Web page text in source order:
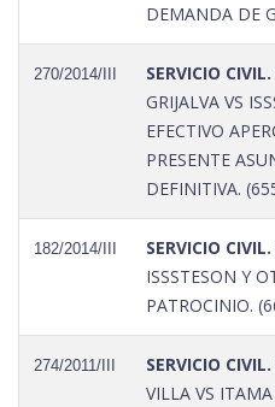
DEMANDA DE
270/2014/III SERVICIO CIVIL.
GRIJALVA VS
EFECTIVO
PRESENTE
DEFINITIVA.
182/2014/III SERVICIO CIVIL.
ISSSTESON Y
PATROCINIO.
274/2011/III SERVICIO CIVIL.
VILLA VS